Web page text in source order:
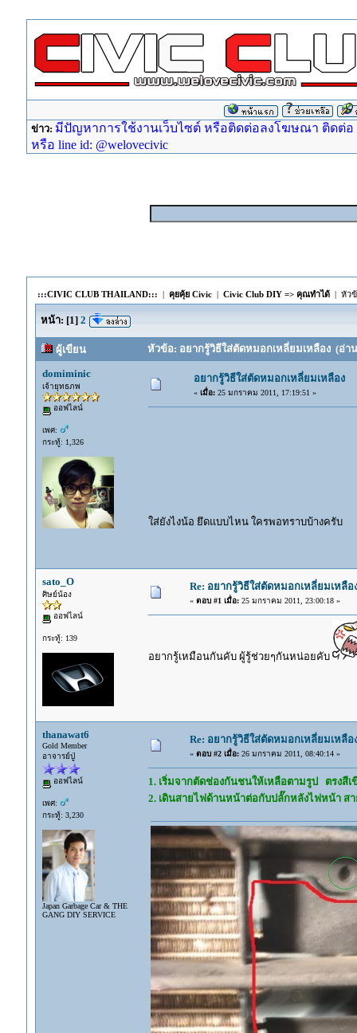
ข่าว: มีปัญหาการใช้งานเว็บไซต์ หรือติดต่อลงโฆษณา ติดต่อ
หรือ line id: @welovecivic
:::CIVIC CLUB THAILAND::: | คุยคุ้ย Civic| Civic Club DIY => คุณทำได้| หัว
หน้า: [1] 2
ผู้เขียน หัวข้อ: อยากรู้วิธีใส่ตัดหมอกเหลี่ยมเหลือง (อ่าน
domiminic
เจ้ายุทธภพ
ออฟไลน์
เพศ:
กระทู้: 1,326
อยากรู้วิธีใส่ตัดหมอกเหลี่ยมเหลือง
« เมื่อ:25 มกราคม 2011, 17:19:51 »
ใส่ยังไงน้อ ยึดแบบไหน ใครพอทราบบ้างครับ
sato_O
ศิษย์น้อง
ออฟไลน์
กระทู้: 139
Re: อยากรู้วิธีใส่ตัดหมอกเหลี่ยมเหลือ
« ตอบ #1 เมื่อ:25 มกราคม 2011, 23:00:18 »
อยากรู้เหมือนกันคับ ผู้รู้ช่วยๆกันหน่อยคับ
thanawat6
Gold Member
อาจารย์ปู่
ออฟไลน์
เพศ:
กระทู้: 3,230
Japan Garbage Car & THE
GANG DIY SERVICE
Re: อยากรู้วิธีใส่ตัดหมอกเหลี่ยมเหลือ
« ตอบ #2 เมื่อ:26 มกราคม 2011, 08:40:14 »
1. เริ่มจากตัดช่องกันชนให้เหลือตามรูป ตรงสี
2. เดินสายไฟด้านหน้าต่อกับปลั๊กหลังไฟหน้า สา